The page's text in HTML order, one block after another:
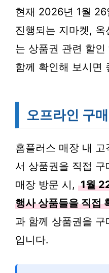
현재 2026년 1월 26
진행되는 지마켓, 옥
는 상품권 관련 할
함께 확인해 보시면
오프라인 구
홈플러스 매장 내
서 상품권을 직접
매장 방문 시, 1월
행사 상품들을 직접
과 함께 상품권을
입니다.